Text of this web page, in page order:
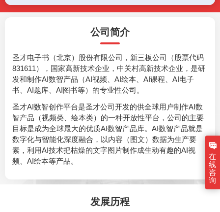
公司简介
圣才电子书（北京）股份有限公司，新三板公司（股票代码
831611），国家高新技术企业，中关村高新技术企业，是研
发和制作AI数智产品（AI视频、AI绘本、AI课程、AI电子
书、AI题库、AI图书等）的专业性公司。
圣才AI数智创作平台是圣才公司开发的供全球用户制作AI数
智产品（视频类、绘本类）的一种开放性平台，公司的主要
目标是成为全球最大的优质AI数智产品库。AI数智产品就是
数字化与智能化深度融合，以内容（图文）数据为生产要
素，利用AI技术把枯燥的文字图片制作成生动有趣的AI视
频、AI绘本等产品。
发展历程
在
线
咨
询